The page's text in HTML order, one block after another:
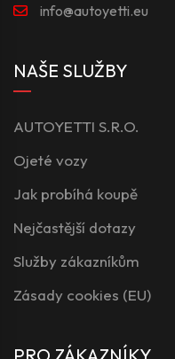
info@autoyetti.eu
NAŠE SLUŽBY
AUTOYETTI S.R.O.
Ojeté vozy
Jak probíhá koupě
Nejčastější dotazy
Služby zákazníkům
Zásady cookies (EU)